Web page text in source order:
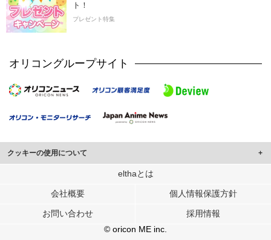
ト！
プレゼント特集
オリコングループサイト
クッキーの使用について
このサイトでは Cookie を使用して、ユーザーに合わせたコンテンツや広告の
行っています。
メディアや広告配信、データ解析の各パートナーに提供しています。
各パートナーは、この情報とユーザーが各パートナーに提供した他の情報や、
ユーザーが各パートナーのサービスを使用したときに収集した他の情報を組み
elthaとは
会社概要 個人情報保護方針
お問い合わせ
採用情報
© oricon ME inc.